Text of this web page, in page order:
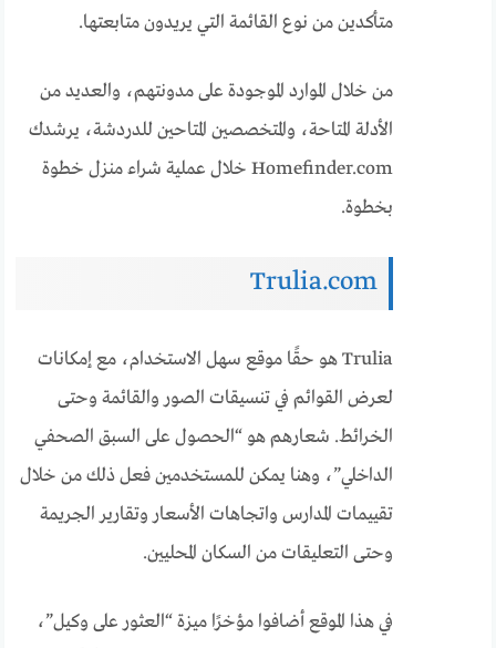
متأكدين من نوع القائمة التي يريدون متابعتها.
من خلال الموارد الموجودة على مدونتهم، والعديد من
الأدلة المتاحة، والمتخصصين المتاحين للدردشة، يرشدك
Homefinder.com خلال عملية شراء منزل خطوة
بخطوة.
Trulia.com
Trulia هو حقًا موقع سهل الاستخدام، مع إمكانات
لعرض القوائم في تنسيقات الصور والقائمة وحتى
الخرائط. شعارهم هو “الحصول على السبق الصحفي
الداخلي”، وهنا يمكن للمستخدمين فعل ذلك من خلال
تقييمات المدارس واتجاهات الأسعار وتقارير الجريمة
وحتى التعليقات من السكان المحليين.
في هذا الموقع أضافوا مؤخرًا ميزة “العثور على وكيل”،